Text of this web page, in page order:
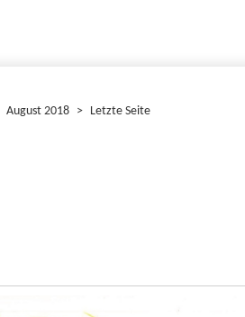
August 2018 > Letzte Seite